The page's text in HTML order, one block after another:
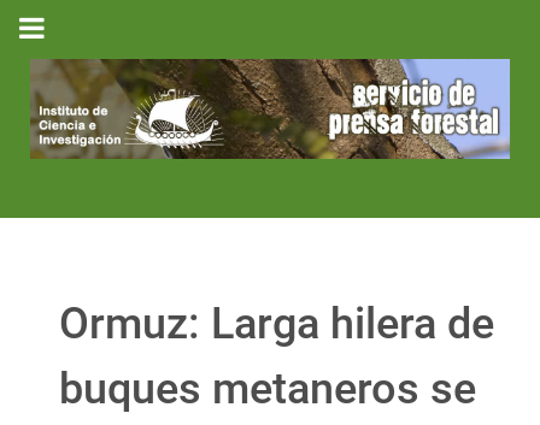
Ormuz: Larga hilera de
buques metaneros se